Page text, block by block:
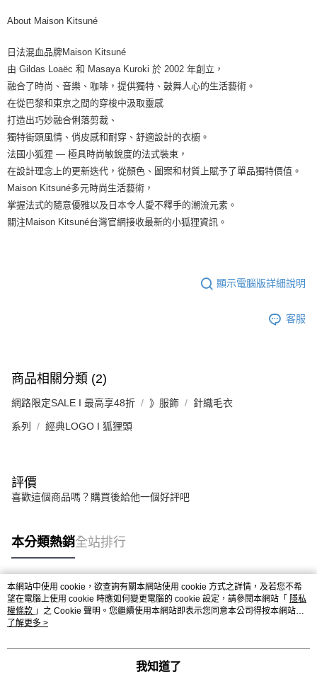
About Maison Kitsuné
日法混血品牌Maison Kitsuné
由 Gildas Loaëc 和 Masaya Kuroki 於 2002 年創立，
融合了時尚、音樂、咖啡，提供獨特、鼓舞人心的生活藝術。
在從巴黎和東京之間的穿梭中汲取靈感
打造出巧妙融合俐落剪裁、
獨特街頭風情、俏皮感和耐穿、舒適設計的衣櫥。
法國小狐狸 — 極具時尚敏銳度的法式裝束，
在設計理念上的更新迭代，從顏色、圖案和材質上賦予了單品獨特價值。
Maison Kitsuné多元時尚生活藝術，
掌握法式的隨意優雅以及日本令人愛不釋手的潮流元素。
關注Maison Kitsuné台灣官網接收最新的小狐狸資訊。
顯示電腦版詳細說明
客服
商品相關分類 (2)
網路限定SALE I 最高享48折 》服飾 針織毛衣
系列 經典LOGO I 狐狸頭
評價
喜歡這個商品嗎？購買後給他一個好評吧
本分類熱銷全站排行
熱門標籤
本網站中使用 cookie，欲查詢有關本網站使用 cookie 方式之詳情，及若您不希
望在電腦上使用 cookie 時應如何變更電腦的 cookie 設定，請參閱本網站「 隱私
權條款 」之 Cookie 聲明。您繼續使用本網站即表示您同意本公司得按本網站使
用條款之 Cookie 聲明使用 cookie。
了解更多 >
我知道了